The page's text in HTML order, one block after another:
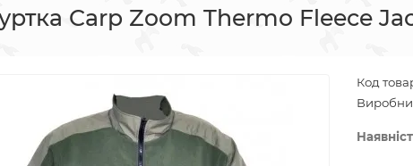
Carp Zoom Thermo Fleece
Код